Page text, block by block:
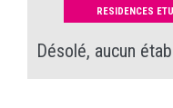
RESIDENCES
Désolé, aucun